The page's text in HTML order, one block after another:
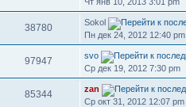
38780
Sokol
Пн дек 24, 2012 12:40 pm
97947
svo
Ср дек 19, 2012 7:30 pm
85344
zan
Ср окт 31, 2012 12:07 pm